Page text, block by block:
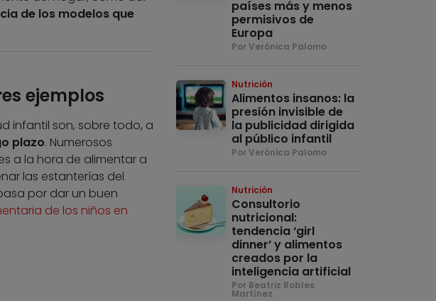
de los modelos que
ejemplos
infantil son, sobre todo, a
plazo. Numerosos
a la hora de alimentar a
las estanterías del
por dar un buen
de los niños en
países más y menos
permisivos de
Europa
Por Verónica Palomo
Nutrición
Alimentos insanos: la
presión invisible de
la publicidad dirigida
al público infantil
Por Verónica Palomo
Nutrición
Consultorio
nutricional:
tendencia ‘girl
dinner’ y alimentos
creados por la
inteligencia artificial
Por Beatriz Robles
Martínez